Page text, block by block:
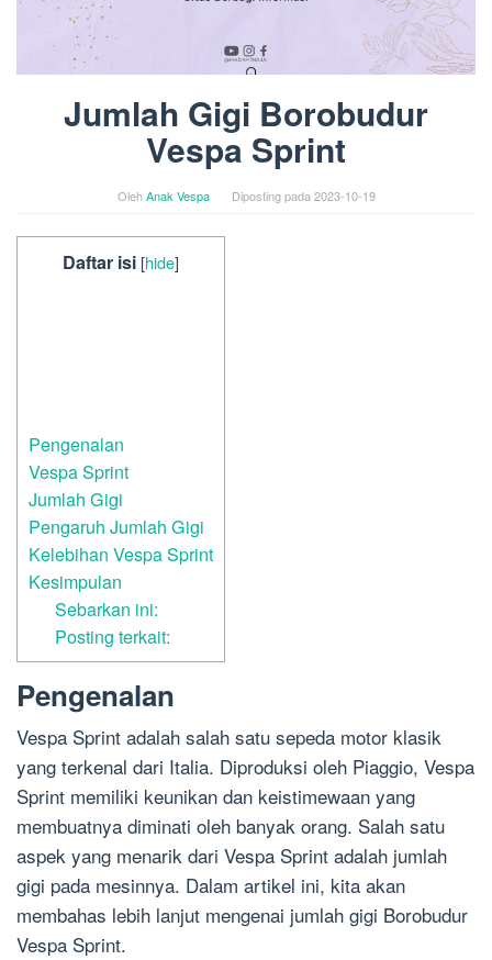
Jumlah Gigi Borobudur
Vespa Sprint
OlehAnak Vespa Diposting pada 2023-10-19
Daftar isi [hide]
Pengenalan
Vespa Sprint
Jumlah Gigi
Pengaruh Jumlah Gigi
Kelebihan Vespa Sprint
Kesimpulan
Sebarkan ini:
Posting terkait:
Pengenalan
Vespa Sprint adalah salah satu sepeda motor klasik
yang terkenal dari Italia. Diproduksi oleh Piaggio, Vespa
Sprint memiliki keunikan dan keistimewaan yang
membuatnya diminati oleh banyak orang. Salah satu
aspek yang menarik dari Vespa Sprint adalah jumlah
gigi pada mesinnya. Dalam artikel ini, kita akan
membahas lebih lanjut mengenai jumlah gigi Borobudur
Vespa Sprint.